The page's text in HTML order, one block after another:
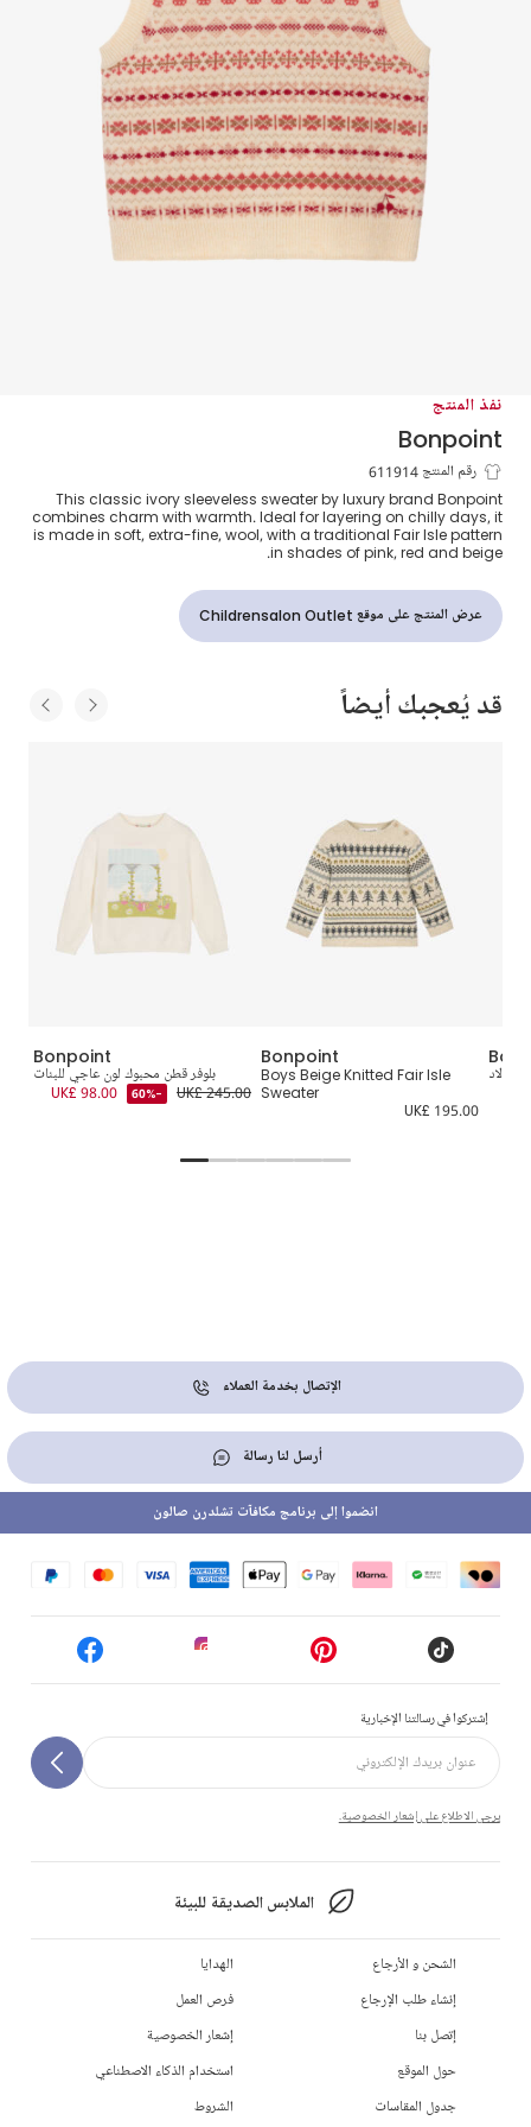
نفذ المنتج
Bonpoint
توب صوف بنمط فير آيل لون عاجي للبنات
رقم المنتج 611914
This classic ivory sleeveless sweater by luxury brand Bonpoint
combines charm with warmth. Ideal for layering on chilly days, it
is made in soft, extra-fine, wool, with a traditional Fair Isle pattern
in shades of pink, red and beige.
عرض المنتج على موقع Childrensalon Outlet
قد يُعجبك أيضاً
Bonpoint
بلوفر قطن محبوك لون عاجي للبنات
UK£ 245.00
-60%
UK£ 98.00
Bonpoint
Boys Beige Knitted Fair Isle
Sweater
UK£ 195.00
الإتصال بخدمة العملاء
أرسل لنا رسالة
إشتركوا في رسالتنا الإخبارية
يرجى الاطلاع على إشعار الخصوصية.
الملابس الصديقة للبيئة
انضموا إلى برنامج مكافآت تشلدرن صالون
الشحن و الأرجاع
إنشاء طلب الإرجاع
إتصل بنا
حول الموقع
جدول المقاسات
الهدايا
فرص العمل
إشعار الخصوصية
استخدام الذكاء الاصطناعي
الشروط